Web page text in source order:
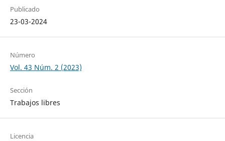
Publicado
23-03-2024
Número
Vol. 43 Núm. 2 (2023)
Sección
Trabajos libres
Licencia